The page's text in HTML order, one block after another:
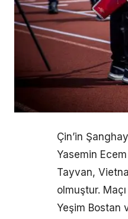
Çin’in
Yasemin Ecem
Tayvan,
olmuştur.
Yeşim Bostan